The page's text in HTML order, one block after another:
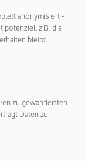
Möglichkeiten
fortschrittlichen
ups und
Innovationen
der
anonymisiert -
potenziell z.B. die
bleibt.
zu gewährleisten
Daten zu